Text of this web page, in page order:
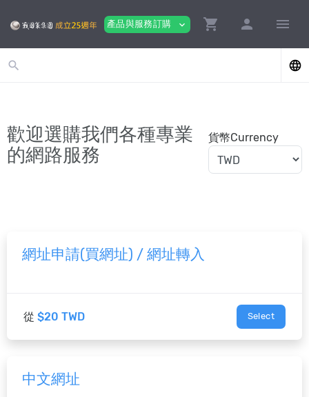
產品與服務訂購 expand_more shopping_cart person menu
search language
歡迎選購我們各種專業
的網路服務
貨幣Currency
網址申請(買網址) / 網址轉入
從 $20 TWD Select
中文網址